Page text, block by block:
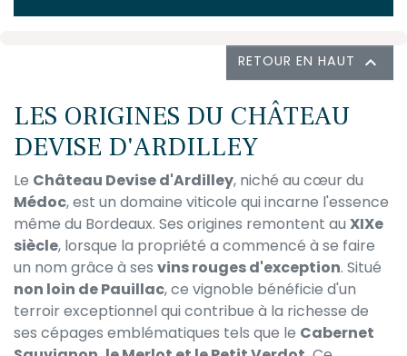
RETOUR EN HAUT 
LES ORIGINES DU CHÂTEAU
DEVISE D'ARDILLEY
Le Château Devise d'Ardilley, niché au cœur du
Médoc, est un domaine viticole qui incarne l'essence
même du Bordeaux. Ses origines remontent au XIXe
siècle, lorsque la propriété a commencé à se faire
un nom grâce à ses vins rouges d'exception. Situé
non loin de Pauillac, ce vignoble bénéficie d'un
terroir exceptionnel qui contribue à la richesse de
ses cépages emblématiques tels que le Cabernet